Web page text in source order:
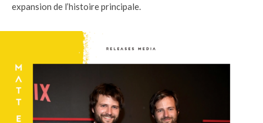
expansion de l’histoire principale.